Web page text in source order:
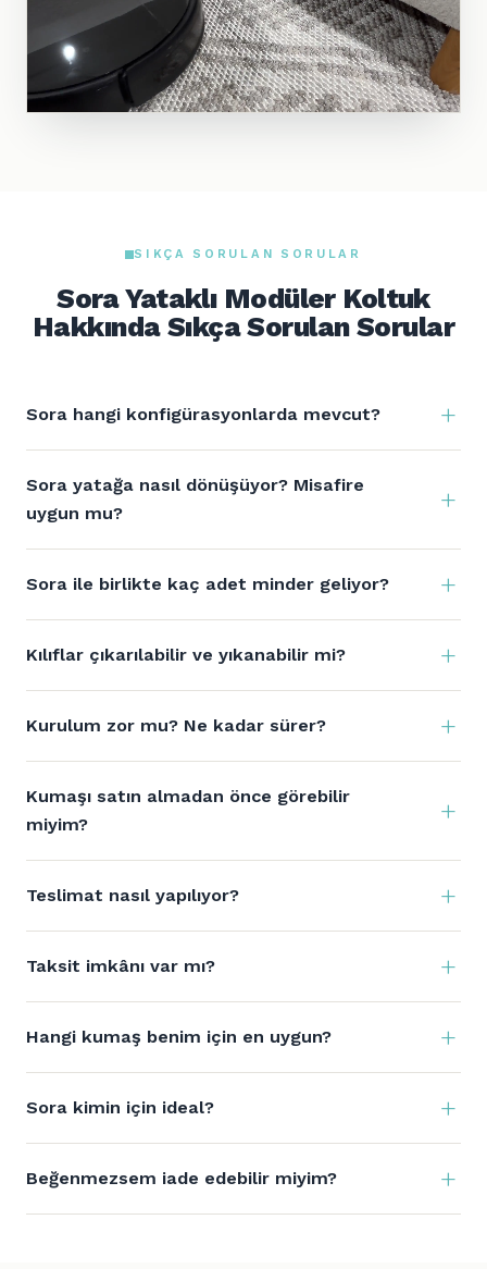
SIKÇA SORULAN SORULAR
Sora Yataklı Modüler Koltuk
Hakkında Sıkça Sorulan Sorular
Sora hangi konfigürasyonlarda mevcut?
Sora yatağa nasıl dönüşüyor? Misafire
uygun mu?
Sora ile birlikte kaç adet minder geliyor?
Kılıflar çıkarılabilir ve yıkanabilir mi?
Kurulum zor mu? Ne kadar sürer?
Kumaşı satın almadan önce görebilir
miyim?
Teslimat nasıl yapılıyor?
Taksit imkânı var mı?
Hangi kumaş benim için en uygun?
Sora kimin için ideal?
Beğenmezsem iade edebilir miyim?